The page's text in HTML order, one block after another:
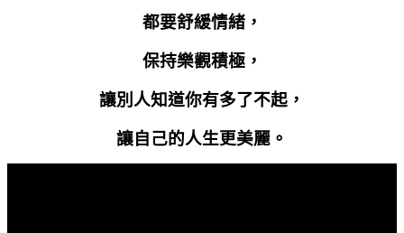
都要舒緩情緒，
保持樂觀積極，
讓別人知道你有多了不起，
讓自己的人生更美麗。